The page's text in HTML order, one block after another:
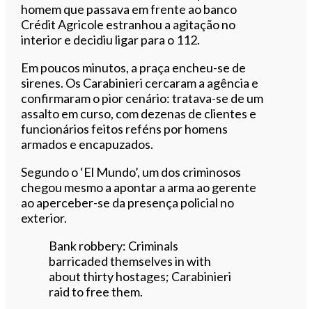
homem que passava em frente ao banco
Crédit Agricole estranhou a agitação no
interior e decidiu ligar para o 112.
Em poucos minutos, a praça encheu-se de
sirenes. Os Carabinieri cercaram a agência e
confirmaram o pior cenário: tratava-se de um
assalto em curso, com dezenas de clientes e
funcionários feitos reféns por homens
armados e encapuzados.
Segundo o ‘El Mundo’, um dos criminosos
chegou mesmo a apontar a arma ao gerente
ao aperceber-se da presença policial no
exterior.
Bank robbery: Criminals
barricaded themselves in with
about thirty hostages; Carabinieri
raid to free them.